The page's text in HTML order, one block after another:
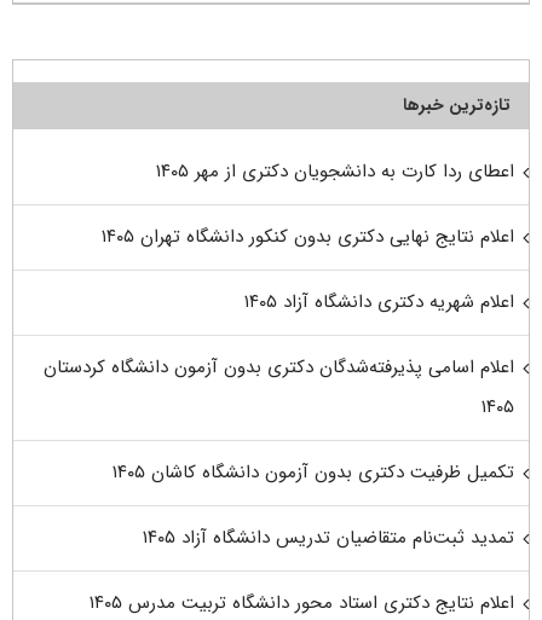
تازه‌ترین خبرها
اعطای ردا کارت به دانشجویان دکتری از مهر ۱۴۰۵
اعلام نتایج نهایی دکتری بدون کنکور دانشگاه تهران ۱۴۰۵
اعلام شهریه دکتری دانشگاه آزاد ۱۴۰۵
اعلام اسامی پذیرفته‌شدگان دکتری بدون آزمون دانشگاه کردستان
۱۴۰۵
تکمیل ظرفیت دکتری بدون آزمون دانشگاه کاشان ۱۴۰۵
تمدید ثبت‌نام متقاضیان تدریس دانشگاه آزاد ۱۴۰۵
اعلام نتایج دکتری استاد محور دانشگاه تربیت مدرس ۱۴۰۵